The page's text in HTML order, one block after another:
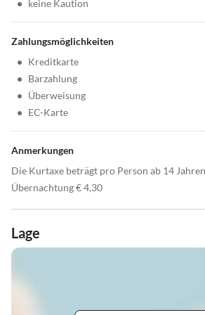
• keine Kaution
Zahlungsmöglichkeiten
• Kreditkarte
• Barzahlung
• Überweisung
• EC-Karte
Anmerkungen
Die Kurtaxe beträgt pro Person ab 14
Übernachtung € 4,30
Lage